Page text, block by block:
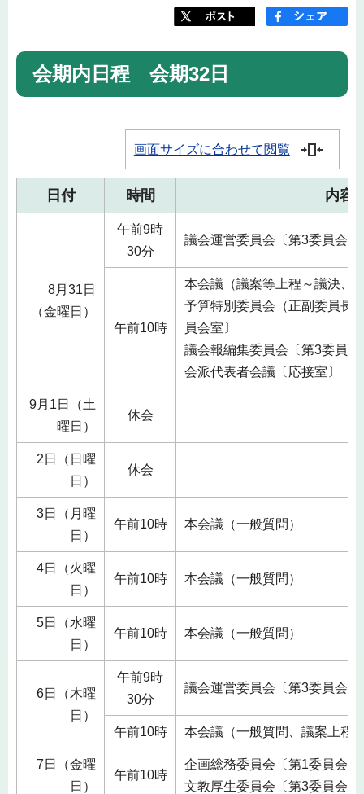
会期内日程 会期32日
画面サイズに合わせて閲覧
日付 時間 内容
8月31日
（金曜日）
午前9時
30分
議会運営委員会〔第3委員会室
午前10時
本会議（議案等上程～議決、
予算特別委員会（正副委員長
員会室〕
議会報編集委員会〔第3委員会
会派代表者会議〔応接室〕
9月1日（土
曜日）
休会
2日（日曜
日）
休会
3日（月曜
日）
午前10時 本会議（一般質問）
4日（火曜
日）
午前10時 本会議（一般質問）
5日（水曜
日）
午前10時 本会議（一般質問）
6日（木曜
日）
午前9時
30分
議会運営委員会〔第3委員会室
午前10時 本会議（一般質問、議案上程
7日（金曜
日）
午前10時
企画総務委員会〔第1委員会室
文教厚生委員会〔第3委員会室